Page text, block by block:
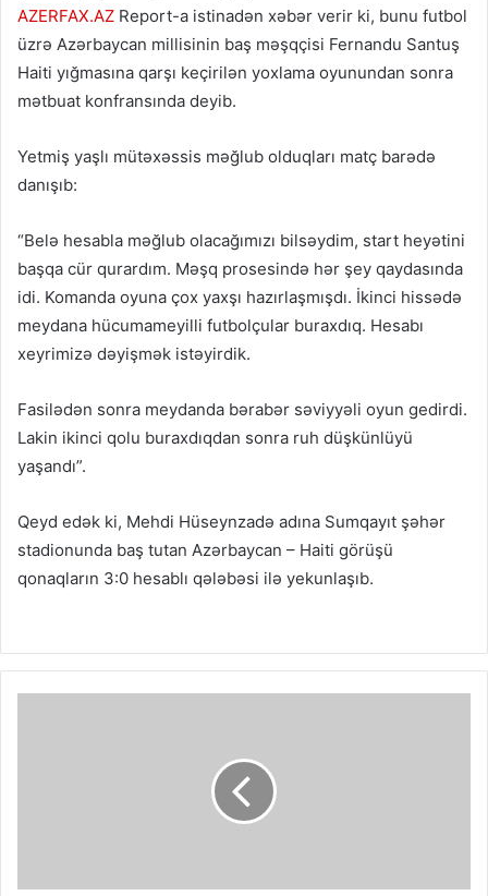
AZERFAX.AZ Report-a istinadən xəbər verir ki, bunu futbol
üzrə Azərbaycan millisinin baş məşqçisi Fernandu Santuş
Haiti yığmasına qarşı keçirilən yoxlama oyunundan sonra
mətbuat konfransında deyib.
Yetmiş yaşlı mütəxəssis məğlub olduqları matç barədə
danışıb:
“Belə hesabla məğlub olacağımızı bilsəydim, start heyətini
başqa cür qurardım. Məşq prosesində hər şey qaydasında
idi. Komanda oyuna çox yaxşı hazırlaşmışdı. İkinci hissədə
meydana hücumameyilli futbolçular buraxdıq. Hesabı
xeyrimizə dəyişmək istəyirdik.
Fasilədən sonra meydanda bərabər səviyyəli oyun gedirdi.
Lakin ikinci qolu buraxdıqdan sonra ruh düşkünlüyü
yaşandı”.
Qeyd edək ki, Mehdi Hüseynzadə adına Sumqayıt şəhər
stadionunda baş tutan Azərbaycan – Haiti görüşü
qonaqların 3:0 hesablı qələbəsi ilə yekunlaşıb.